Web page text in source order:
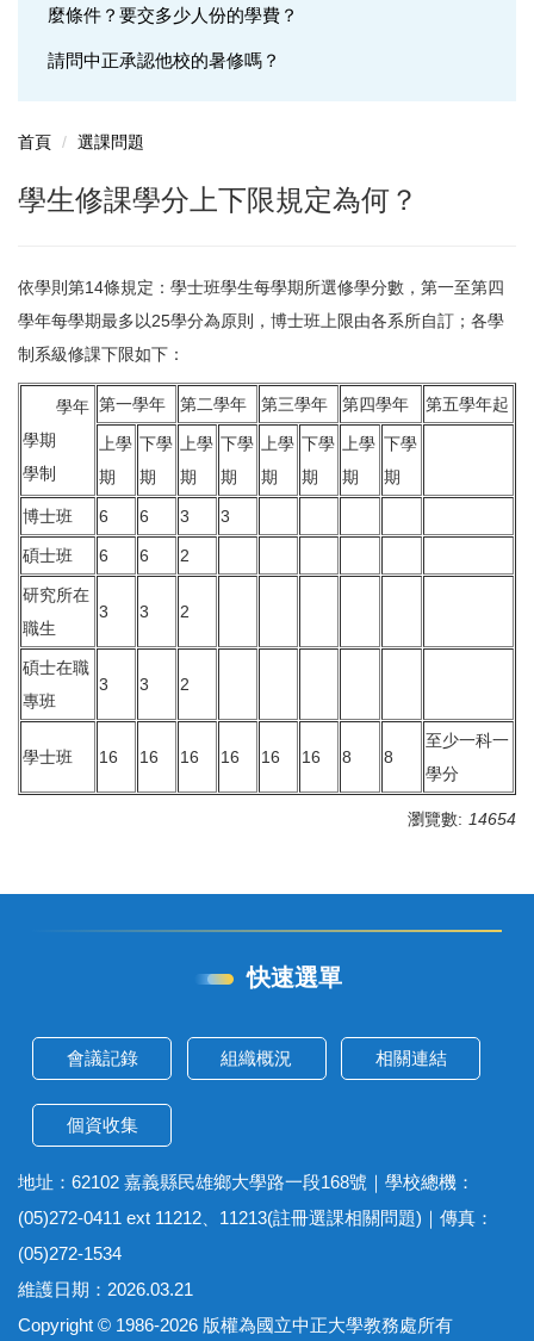
轉系問題
抵免問題
麼條件？要交多少人份的學費？
請問中正承認他校的暑修嗎？
首頁 選課問題
學生修課學分上下限規定為何？
依學則第14條規定：學士班學生每學期所選修學分數，第一至第四
學年每學期最多以25學分為原則，博士班上限由各系所自訂；各學
制系級修課下限如下：
學年
學期
學制
第一學年 第二學年 第三學年 第四學年 第五學年起
上學
期
下學
期
上學
期
下學
期
上學
期
下學
期
上學
期
下學
期
博士班 6 6 3 3
碩士班 6 6 2
研究所在
職生
3 3 2
碩士在職
專班
3 3 2
學士班 16 16 16 16 16 16 8 8
至少一科一
學分
瀏覽數: 14654
快速選單
會議記錄 組織概況 相關連結
個資收集
地址：62102 嘉義縣民雄鄉大學路一段168號｜學校總機：
(05)272-0411 ext 11212、11213(註冊選課相關問題)｜傳真：
(05)272-1534
維護日期：2026.03.21
Copyright © 1986-2026 版權為國立中正大學教務處所有